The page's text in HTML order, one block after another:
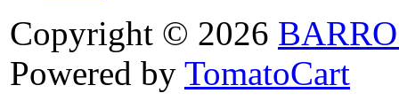
Copyright © 2026
Powered by TomatoCart